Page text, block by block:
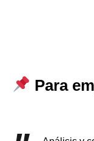
Para